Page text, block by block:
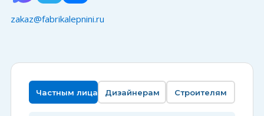
zakaz@fabrikalepnini.ru
Частным лицам Дизайнерам Строителям